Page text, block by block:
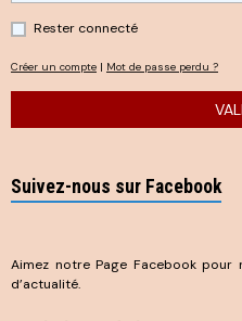
Rester connecté
Créer un compte | Mot de passe perdu ?
Suivez-nous sur Facebook
Aimez notre Page Facebook
d’actualité.